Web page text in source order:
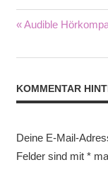
Vorheriger
Audible
KOMMENTAR
Deine E-Mail-
Felder sind mit *